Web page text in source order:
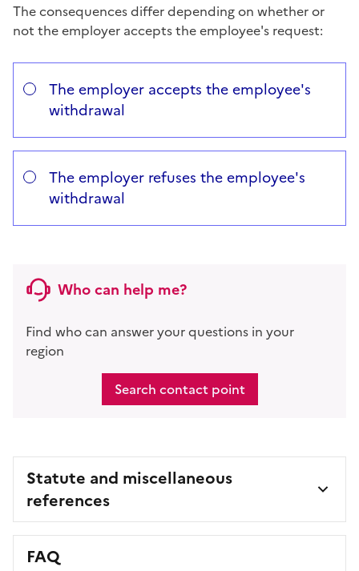
The consequences differ depending on whether or
not the employer accepts the employee's request:
Répondez aux questions successives et les réponses
Vous avez choisi
The employer accepts the employee's
withdrawal
The employer refuses the employee's
withdrawal
Who can help me?
Find who can answer your questions in your
region
Search contact point
Statute and miscellaneous
references
FAQ